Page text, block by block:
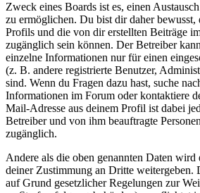
Zweck eines Boards ist es, einen
zu ermöglichen. Du bist dir daher bewusst,
Profils und die von dir erstellten Beiträge
zugänglich sein können. Der Betreiber
einzelne Informationen nur für einen
(z. B. andere registrierte Benutzer,
sind. Wenn du Fragen dazu hast, suche
Informationen im Forum oder kontaktiere
Mail-Adresse aus deinem Profil ist dabei
Betreiber und von ihm beauftragte
zugänglich.
Andere als die oben genannten Daten
deiner Zustimmung an Dritte weitergeben.
auf Grund gesetzlicher Regelungen zur